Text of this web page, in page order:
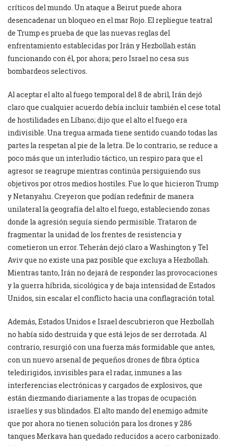
críticos del mundo. Un ataque a Beirut puede ahora
desencadenar un bloqueo en el mar Rojo. El repliegue teatral
de Trump es prueba de que las nuevas reglas del
enfrentamiento establecidas por Irán y Hezbollah están
funcionando con él, por ahora; pero Israel no cesa sus
bombardeos selectivos.
Al aceptar el alto al fuego temporal del 8 de abril, Irán dejó
claro que cualquier acuerdo debía incluir también el cese total
de hostilidades en Líbano; dijo que el alto el fuego era
indivisible. Una tregua armada tiene sentido cuando todas las
partes la respetan al pie de la letra. De lo contrario, se reduce a
poco más que un interludio táctico, un respiro para que el
agresor se reagrupe mientras continúa persiguiendo sus
objetivos por otros medios hostiles. Fue lo que hicieron Trump
y Netanyahu. Creyeron que podían redefinir de manera
unilateral la geografía del alto el fuego, estableciendo zonas
donde la agresión seguía siendo permisible. Trataron de
fragmentar la unidad de los frentes de resistencia y
cometieron un error. Teherán dejó claro a Washington y Tel
Aviv que no existe una paz posible que excluya a Hezbollah.
Mientras tanto, Irán no dejará de responder las provocaciones
y la guerra híbrida, sicológica y de baja intensidad de Estados
Unidos, sin escalar el conflicto hacia una conflagración total.
Además, Estados Unidos e Israel descubrieron que Hezbollah
no había sido destruida y que está lejos de ser derrotada. Al
contrario, resurgió con una fuerza más formidable que antes,
con un nuevo arsenal de pequeños drones de fibra óptica
teledirigidos, invisibles para el radar, inmunes a las
interferencias electrónicas y cargados de explosivos, que
están diezmando diariamente a las tropas de ocupación
israelíes y sus blindados. El alto mando del enemigo admite
que por ahora no tienen solución para los drones y 286
tanques Merkava han quedado reducidos a acero carbonizado.